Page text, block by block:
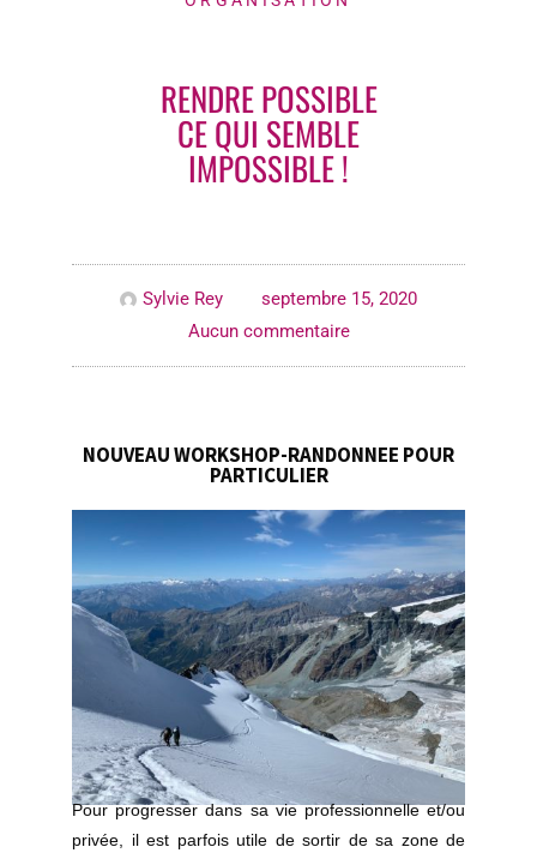
RENDRE POSSIBLE
CE QUI SEMBLE
IMPOSSIBLE !
Sylvie Rey
septembre 15, 2020
Aucun commentaire
NOUVEAU WORKSHOP-RANDONNEE POUR
PARTICULIER
Pour progresser dans sa vie professionnelle et/ou
privée, il est parfois utile de sortir de sa zone de